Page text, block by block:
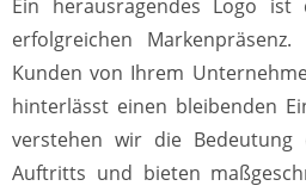
Ein herausragendes Logo
erfolgreichen
Kunden von Ihrem
hinterlässt einen bleibenden
verstehen wir die Bedeutung
Auftritts und bieten